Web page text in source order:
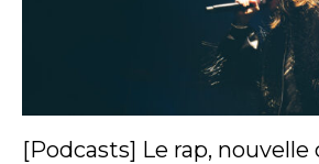
[Podcasts] Le rap,